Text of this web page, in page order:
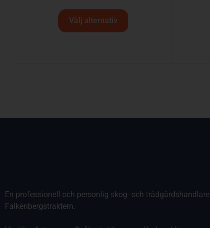
Välj alternativ
En professionell och personlig skog- och
Falkenbergstraktern.